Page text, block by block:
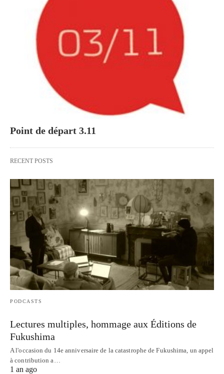
Point de départ 3.11
RECENT POSTS
PODCASTS
Lectures multiples, hommage aux Éditions de
Fukushima
A l'occasion du 14e anniversaire de la catastrophe de Fukushima, un appel
à contribution a…
1 an ago